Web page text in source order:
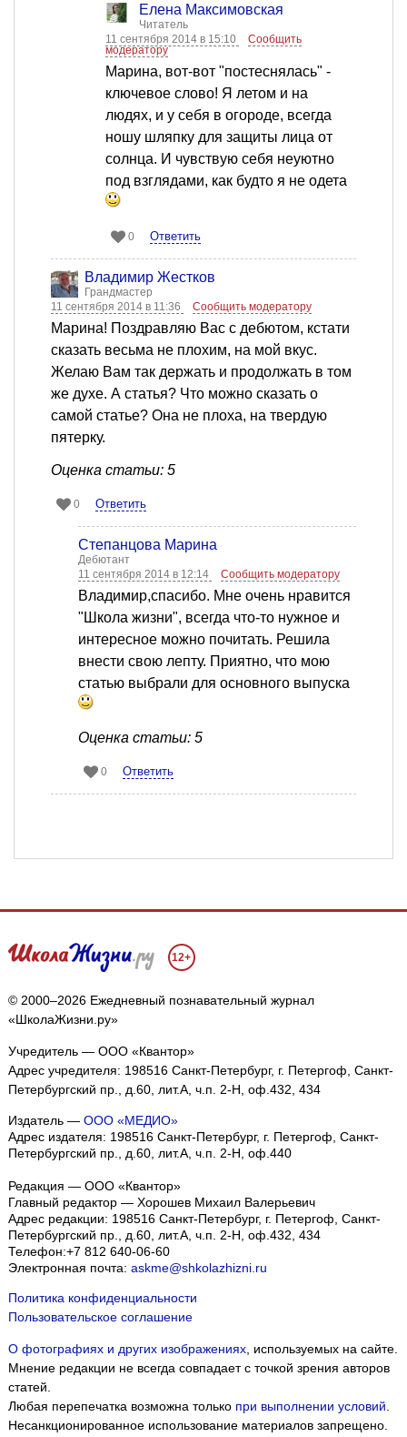
Елена Максимовская
Читатель
11 сентября 2014 в 15:10
Сообщить
модератору
Марина, вот-вот "постеснялась" -
ключевое слово! Я летом и на
людях, и у себя в огороде, всегда
ношу шляпку для защиты лица от
солнца. И чувствую себя неуютно
под взглядами, как будто я не одета
0 Ответить
Владимир Жестков
Грандмастер
11 сентября 2014 в 11:36
Сообщить модератору
Марина! Поздравляю Вас с дебютом, кстати
сказать весьма не плохим, на мой вкус.
Желаю Вам так держать и продолжать в том
же духе. А статья? Что можно сказать о
самой статье? Она не плоха, на твердую
пятерку.
Оценка статьи: 5
0 Ответить
Степанцова Марина
Дебютант
11 сентября 2014 в 12:14
Сообщить модератору
Владимир,спасибо. Мне очень нравится
"Школа жизни", всегда что-то нужное и
интересное можно почитать. Решила
внести свою лепту. Приятно, что мою
статью выбрали для основного выпуска
Оценка статьи: 5
0 Ответить
12+
© 2000–2026 Ежедневный познавательный журнал
«ШколаЖизни.ру»
Учредитель — ООО «Квантор»
Адрес учредителя: 198516 Санкт-Петербург, г. Петергоф, Санкт-
Петербургский пр., д.60, лит.А, ч.п. 2-Н, оф.432, 434
Издатель — ООО «МЕДИО»
Адрес издателя: 198516 Санкт-Петербург, г. Петергоф, Санкт-
Петербургский пр., д.60, лит.А, ч.п. 2-Н, оф.440
Редакция — ООО «Квантор»
Главный редактор — Хорошев Михаил Валерьевич
Адрес редакции: 198516 Санкт-Петербург, г. Петергоф Санкт-
Петербургский пр., д.60, лит.А, ч.п. 2-Н, оф.432, 434
Телефон:+7 812 640-06-60
Электронная почта: askme@shkolazhizni.ru
Политика конфиденциальности
Пользовательское соглашение
О фотографиях и других изображениях, используемых на сайте.
Мнение редакции не всегда совпадает с точкой зрения авторов
статей.
Любая перепечатка возможна только при выполнении условий
Несанкционированное использование материалов запрещено.